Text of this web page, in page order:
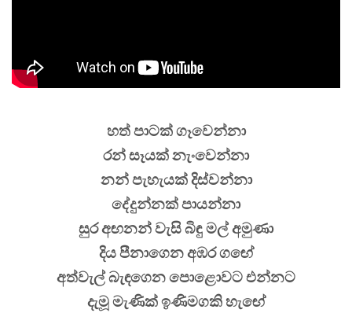
හත් පාටක් ගෑවෙන්නා
රන් සෑයක් නැංවෙන්නා
නන් පැහැයක් දිස්වන්නා
දේදුන්නක් පායන්නා
සුර අඟනන් වැසි බිඳු මල් අමුණා
දිය පීනාගෙන අඹර ගඟේ
අත්වැල් බැඳගෙන පොළොවට එන්නට
දැමූ මැණික් ඉණිමගකි හැඟේ